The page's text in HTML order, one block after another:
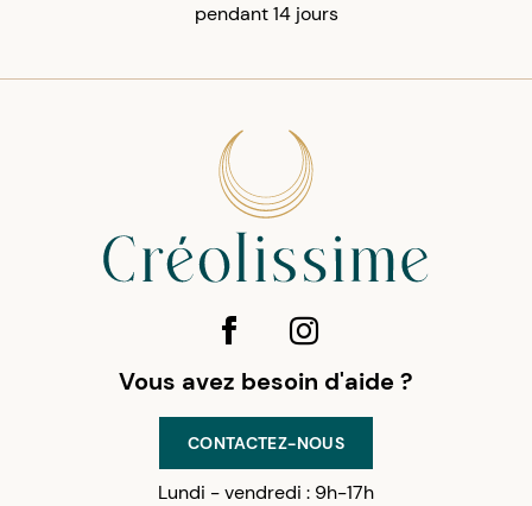
pendant 14 jours
Vous avez besoin d'aide ?
CONTACTEZ-NOUS
Lundi - vendredi : 9h-17h